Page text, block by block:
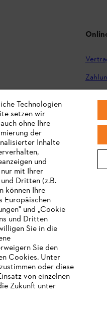
MY
Technologien
setzen wir
ohne Ihre
der
Inhalte
und
mit Ihrer
Dritten (z.B.
können Ihre
Europäischen
und „Cookie
und Dritten
Sie in die
Sie den
Cookies. Unter
oder diese
von einzelnen
Zukunft unter